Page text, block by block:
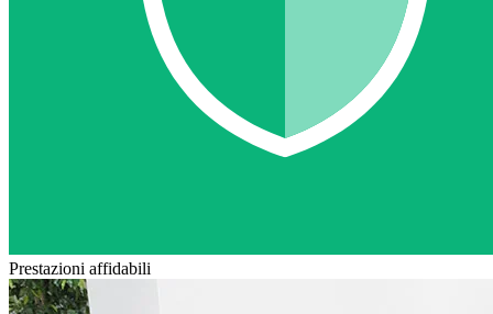
Prestazioni affidabili